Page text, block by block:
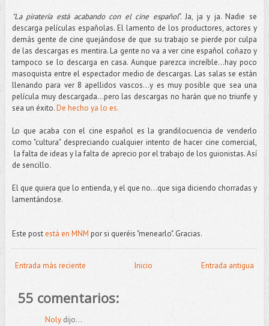
"La piratería está acabando con el cine español". Ja, ja y ja. Nadie se
descarga películas españolas. El lamento de los productores, actores y
demás gente de cine quejándose de que su trabajo se pierde por culpa
de las descargas es mentira. La gente no va a ver cine español coñazo y
tampoco se lo descarga en casa. Aunque parezca increíble...hay poco
masoquista entre el espectador medio de descargas. Las salas se están
llenando para ver 8 apellidos vascos...y es muy posible que sea una
película muy descargada...pero las descargas no harán que no triunfe y
sea un éxito.De hecho ya lo es.
Lo que acaba con el cine español es la grandilocuencia de venderlo
como "cultura" despreciando cualquier intento de hacer cine comercial,
la falta de ideas y la falta de aprecio por el trabajo de los guionistas. Así
de sencillo.
El que quiera que lo entienda, y el que no...que siga diciendo chorradas y
lamentándose.
Este postestá en MNM por si queréis "menearlo". Gracias.
Entrada más reciente Entrada antigua
Inicio
55 comentarios:
Nolydijo...